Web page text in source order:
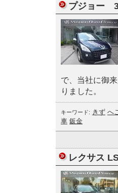
プジョー
で、当社に御
りました。
キーワード: きず へ
車 鈑金
レクサス